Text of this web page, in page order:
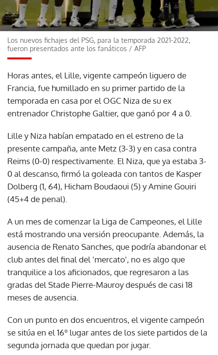
Los nuevos fichajes del PSG, para la temporada 2021-2022,
fueron presentados ante los fanáticos / AFP
Horas antes, el Lille, vigente campeón liguero de
Francia, fue humillado en su primer partido de la
temporada en casa por el OGC Niza de su ex
entrenador Christophe Galtier, que ganó por 4 a 0.
Lille y Niza habían empatado en el estreno de la
presente campaña, ante Metz (3-3) y en casa contra
Reims (0-0) respectivamente. El Niza, que ya estaba 3-
0 al descanso, firmó la goleada con tantos de Kasper
Dolberg (1, 64), Hicham Boudaoui (5) y Amine Gouiri
(45+4 de penal).
A un mes de comenzar la Liga de Campeones, el Lille
está mostrando una versión preocupante. Además, la
ausencia de Renato Sanches, que podría abandonar el
club antes del final del 'mercato', no es algo que
tranquilice a los aficionados, que regresaron a las
gradas del Stade Pierre-Mauroy después de casi 18
meses de ausencia.
Con un punto en dos encuentros, el vigente campeón
se sitúa en el 16º lugar antes de los siete partidos de la
segunda jornada que quedan por jugar.